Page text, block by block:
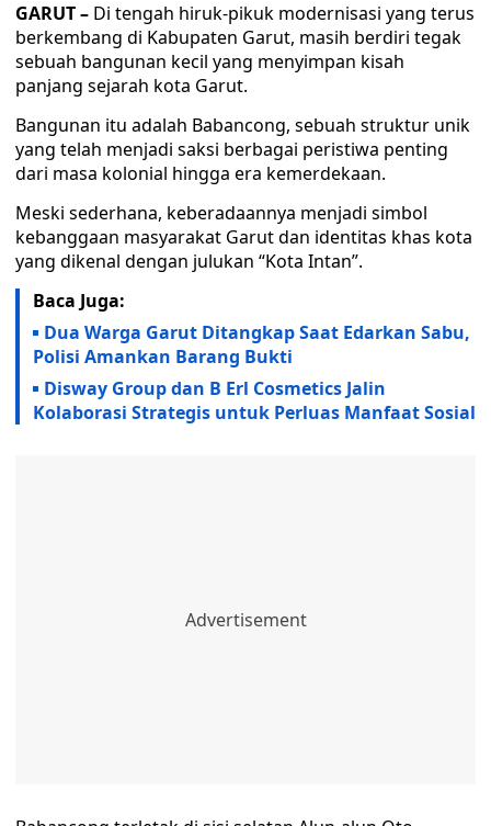
GARUT – Di tengah hiruk-pikuk modernisasi yang terus
berkembang di Kabupaten Garut, masih berdiri tegak
sebuah bangunan kecil yang menyimpan kisah
panjang sejarah kota Garut.
Bangunan itu adalah Babancong, sebuah struktur unik
yang telah menjadi saksi berbagai peristiwa penting
dari masa kolonial hingga era kemerdekaan.
Meski sederhana, keberadaannya menjadi simbol
kebanggaan masyarakat Garut dan identitas khas kota
yang dikenal dengan julukan “Kota Intan”.
Baca Juga:
Dua Warga Garut Ditangkap Saat Edarkan Sabu,
Polisi Amankan Barang Bukti
Disway Group dan B Erl Cosmetics Jalin
Kolaborasi Strategis untuk Perluas Manfaat Sosial